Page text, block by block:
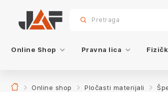
sr.skip-to.main-content
sr.skip-to.table-of-contents
sr.skip-to.main-navigation
Pretraga
Online Shop Pravna lica
Online shop Pločasti materijali